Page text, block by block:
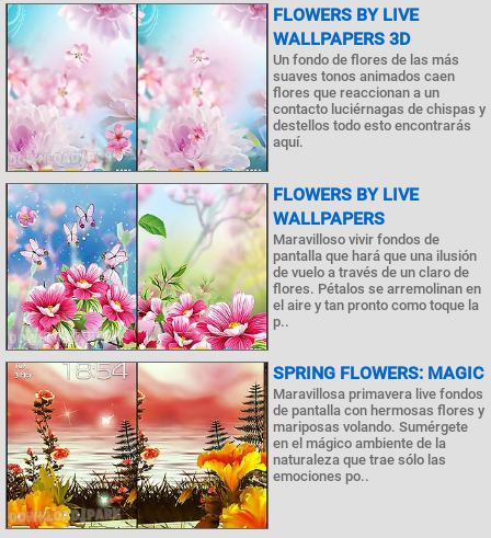
FLOWERS BY LIVE
WALLPAPERS 3D
Un fondo de flores de las más
suaves tonos animados caen
flores que reaccionan a un
contacto luciérnagas de chispas y
destellos todo esto encontrarás
aquí.
FLOWERS BY LIVE
WALLPAPERS
Maravilloso vivir fondos de
pantalla que hará que una ilusión
de vuelo a través de un claro de
flores. Pétalos se arremolinan en
el aire y tan pronto como toque la
p..
SPRING FLOWERS: MAGIC
Maravillosa primavera live fondos
de pantalla con hermosas flores y
mariposas volando. Sumérgete
en el mágico ambiente de la
naturaleza que trae sólo las
emociones po..